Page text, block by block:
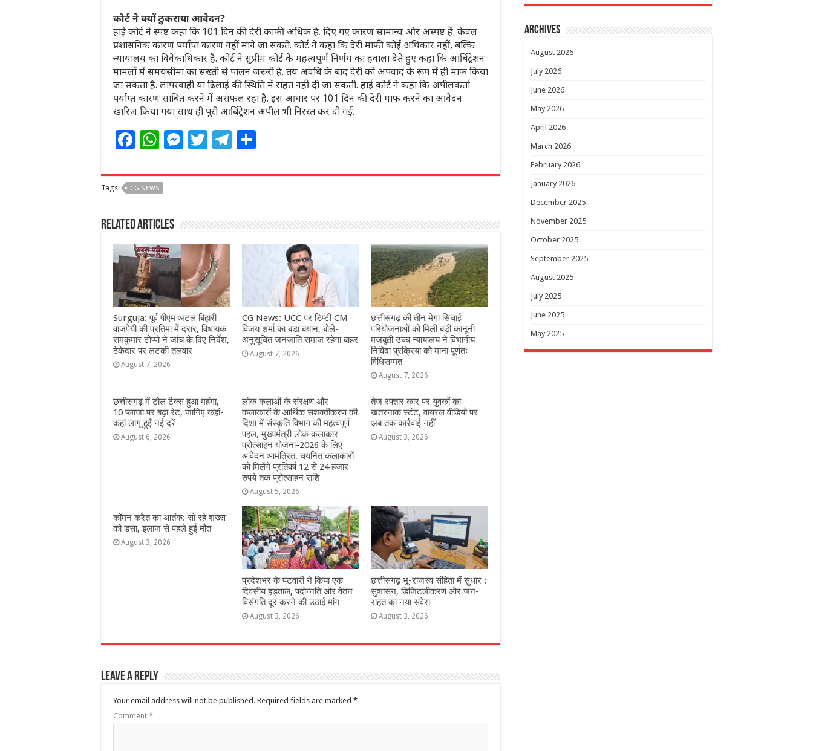
कोर्ट ने क्यों ठुकराया आवेदन?
हाई कोर्ट ने स्पष्ट कहा कि 101 दिन की देरी काफी अधिक है. दिए गए कारण सामान्य और अस्पष्ट हैं. केवल
प्रशासनिक कारण पर्याप्त कारण नहीं माने जा सकते. कोर्ट ने कहा कि देरी माफी कोई अधिकार नहीं, बल्कि
न्यायालय का विवेकाधिकार है. कोर्ट ने सुप्रीम कोर्ट के महत्वपूर्ण निर्णय का हवाला देते हुए कहा कि आर्बिट्रेशन
मामलों में समयसीमा का सख्ती से पालन जरूरी है. तय अवधि के बाद देरी को अपवाद के रूप में ही माफ किया
जा सकता है. लापरवाही या ढिलाई की स्थिति में राहत नहीं दी जा सकती. हाई कोर्ट ने कहा कि अपीलकर्ता
पर्याप्त कारण साबित करने में असफल रहा है. इस आधार पर 101 दिन की देरी माफ करने का आवेदन
खारिज किया गया साथ ही पूरी आर्बिट्रेशन अपील भी निरस्त कर दी गई.
F
c
e
b
o
o
k
W
at
s
A
p
p
M
ss
n
g
e
r
T
itt
r
T
e
ra
m
ar
Tags CG NEWS
Related Articles
Surguja: पूर्व पीएम अटल बिहारी
वाजपेयी की प्रतिमा में दरार, विधायक
रामकुमार टोप्पो ने जांच के दिए निर्देश,
ठेकेदार पर लटकी तलवार
August 7, 2026
CG News: UCC पर डिप्टी CM
विजय शर्मा का बड़ा बयान, बोले-
अनुसूचित जनजाति समाज रहेगा बाहर
August 7, 2026
छत्तीसगढ़ की तीन मेगा सिंचाई
परियोजनाओं को मिली बड़ी कानूनी
मजबूती उच्च न्यायालय ने विभागीय
निविदा प्रक्रिया को माना पूर्णतः
विधिसम्मत
August 7, 2026
छत्तीसगढ़ में टोल टैक्स हुआ महंगा,
10 प्लाजा पर बढ़ा रेट, जानिए कहां-
कहां लागू हुईं नई दरें
August 6, 2026
लोक कलाओं के संरक्षण और
कलाकारों के आर्थिक सशक्तीकरण की
दिशा में संस्कृति विभाग की महत्वपूर्ण
पहल, मुख्यमंत्री लोक कलाकार
प्रोत्साहन योजना-2026 के लिए
आवेदन आमंत्रित, चयनित कलाकारों
को मिलेंगे प्रतिवर्ष 12 से 24 हजार
रुपये तक प्रोत्साहन राशि
August 5, 2026
तेज रफ्तार कार पर युवकों का
खतरनाक स्टंट, वायरल वीडियो पर
अब तक कार्रवाई नहीं
August 3, 2026
कॉमन करैत का आतंक: सो रहे शख्स
को डसा, इलाज से पहले हुई मौत
August 3, 2026
प्रदेशभर के पटवारी ने किया एक
दिवसीय हड़ताल, पदोन्नति और वेतन
विसंगति दूर करने की उठाई मांग
August 3, 2026
छत्तीसगढ़ भू-राजस्व संहिता में सुधार :
सुशासन, डिजिटलीकरण और जन-
राहत का नया सवेरा
August 3, 2026
Leave a Reply
Your email address will not be published. Required fields are marked *
Comment *
Archives
August 2026
July 2026
June 2026
May 2026
April 2026
March 2026
February 2026
January 2026
December 2025
November 2025
October 2025
September 2025
August 2025
July 2025
June 2025
May 2025